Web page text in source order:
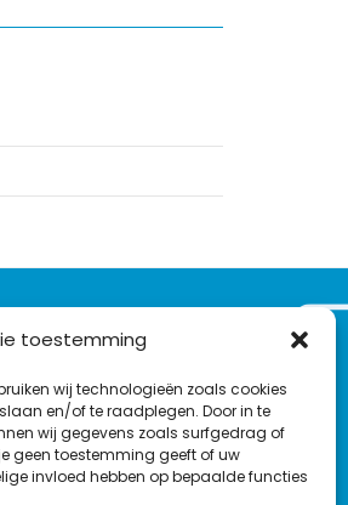
toestemming
wij technologieën zoals cookies
en/of te raadplegen. Door in te
wij gegevens zoals surfgedrag of
geen toestemming geeft of uw
invloed hebben op bepaalde functies
F
a
c
Y
o
u
C
o
n